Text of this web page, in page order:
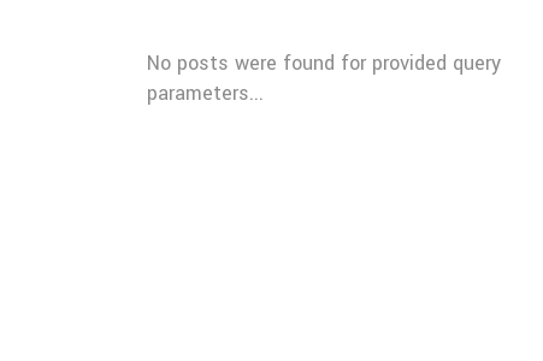
No posts were found for provided query
parameters...